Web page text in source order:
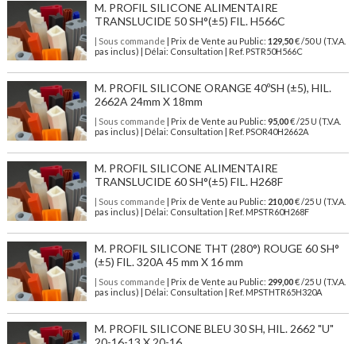
M. PROFIL SILICONE ALIMENTAIRE
TRANSLUCIDE 50 SH°(±5) FIL. H566C
| Sous commande | Prix de Vente au Public: 129,50€ /50 U (T.V.A.
pas inclus) | Délai: Consultation | Ref. PSTR50H566C
M. PROFIL SILICONE ORANGE 40ºSH (±5), HIL.
2662A 24mm X 18mm
| Sous commande | Prix de Vente au Public: 95,00€ /25 U (T.V.A.
pas inclus) | Délai: Consultation | Ref. PSOR40H2662A
M. PROFIL SILICONE ALIMENTAIRE
TRANSLUCIDE 60 SH°(±5) FIL. H268F
| Sous commande | Prix de Vente au Public: 210,00€ /25 U (T.V.A.
pas inclus) | Délai: Consultation | Ref. MPSTR60H268F
M. PROFIL SILICONE THT (280°) ROUGE 60 SH°
(±5) FIL. 320A 45 mm X 16 mm
| Sous commande | Prix de Vente au Public: 299,00€ /25 U (T.V.A.
pas inclus) | Délai: Consultation | Ref. MPSTHTR65H320A
M. PROFIL SILICONE BLEU 30 SH, HIL. 2662 "U"